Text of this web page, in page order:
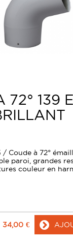
72° 139
/ Coude à 72°
paroi, grandes
couleur en
34,00 €